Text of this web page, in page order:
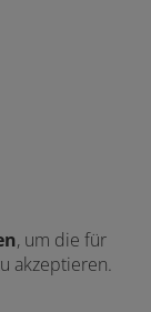
, um die für
akzeptieren.